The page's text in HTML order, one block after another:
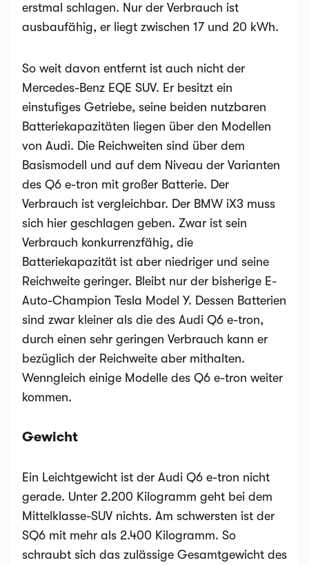
erstmal schlagen. Nur der Verbrauch ist
ausbaufähig, er liegt zwischen 17 und 20 kWh.
So weit davon entfernt ist auch nicht der
Mercedes-Benz EQE SUV. Er besitzt ein
einstufiges Getriebe, seine beiden nutzbaren
Batteriekapazitäten liegen über den Modellen
von Audi. Die Reichweiten sind über dem
Basismodell und auf dem Niveau der Varianten
des Q6 e-tron mit großer Batterie. Der
Verbrauch ist vergleichbar. Der BMW iX3 muss
sich hier geschlagen geben. Zwar ist sein
Verbrauch konkurrenzfähig, die
Batteriekapazität ist aber niedriger und seine
Reichweite geringer. Bleibt nur der bisherige E-
Auto-Champion Tesla Model Y. Dessen Batterien
sind zwar kleiner als die des Audi Q6 e-tron,
durch einen sehr geringen Verbrauch kann er
bezüglich der Reichweite aber mithalten.
Wenngleich einige Modelle des Q6 e-tron weiter
kommen.
Gewicht
Ein Leichtgewicht ist der Audi Q6 e-tron nicht
gerade. Unter 2.200 Kilogramm geht bei dem
Mittelklasse-SUV nichts. Am schwersten ist der
SQ6 mit mehr als 2.400 Kilogramm. So
schraubt sich das zulässige Gesamtgewicht des